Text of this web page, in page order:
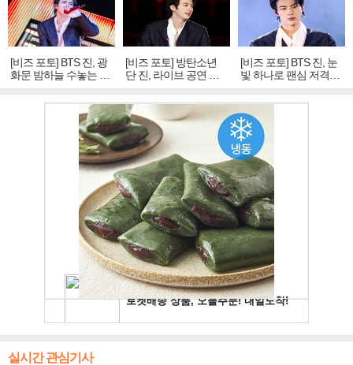
[비즈 포토] BTS 진, 광
화문 밤하늘 수놓는 '비
주얼 킹'의 열창
[비즈 포토] 방탄소년
단 진, 라이브 공연 중
빛나는 독보적 아우라
[비즈 포토] BTS 진, 눈
빛 하나로 팬심 저격…
독보적 카리스마
실시간 관심기사